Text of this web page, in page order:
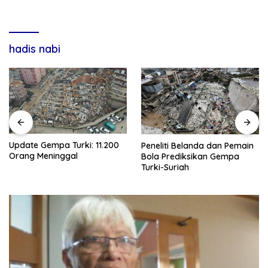
hadis nabi
Update Gempa Turki: 11.200
Orang Meninggal
Peneliti Belanda dan Pemain
Bola Prediksikan Gempa
Turki-Suriah